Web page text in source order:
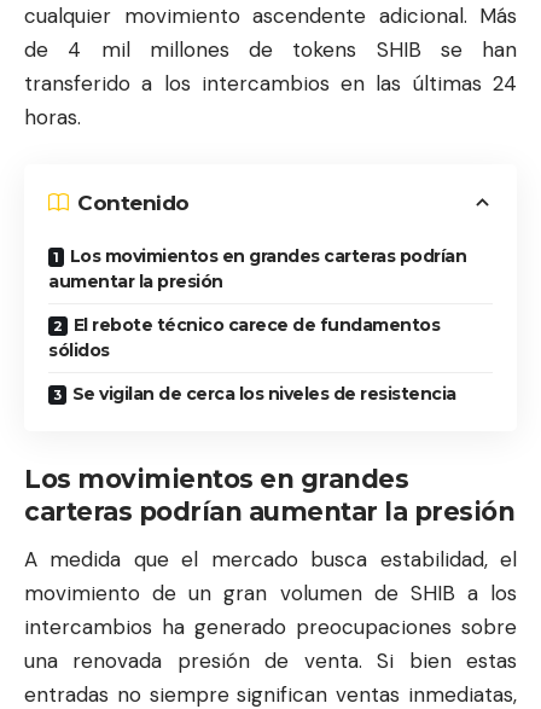
cualquier movimiento ascendente adicional. Más
de 4 mil millones de tokens SHIB se han
transferido a los intercambios en las últimas 24
horas.
Contenido
Los movimientos en grandes carteras podrían
aumentar la presión
El rebote técnico carece de fundamentos
sólidos
Se vigilan de cerca los niveles de resistencia
Los movimientos en grandes
carteras podrían aumentar la presión
A medida que el mercado busca estabilidad, el
movimiento de un gran volumen de SHIB a los
intercambios ha generado preocupaciones sobre
una renovada presión de venta. Si bien estas
entradas no siempre significan ventas inmediatas,